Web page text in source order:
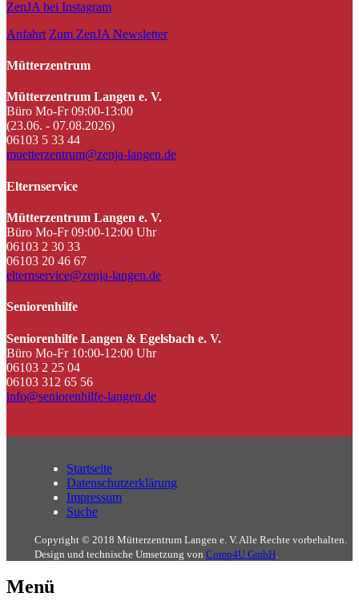
ZenJA bei Instagram
Anfahrt Zum ZenJA Newsletter
Mütterzentrum
Mütterzentrum Langen e. V.
Büro Mo-Fr 09:00-13:00
(23.06. - 07.08.2026)
06103 5 33 44
muetterzentrum@zenja-langen.de
Elternservice
Mütterzentrum Langen e. V.
Büro Mo-Fr 09:00-12:00 Uhr
06103 2 30 33
06103 20 46 67
elternservice@zenja-langen.de
Seniorenhilfe
Seniorenhilfe Langen & Egelsbach e. V.
Büro Mo-Fr 10:00-12:00 Uhr
06103 2 25 04
06103 312 65 56
info@seniorenhilfe-langen.de
Startseite
Datenschutzerklärung
Impressum
Suche
Copyright © 2018 Mütterzentrum Langen e. V. Alle Rechte vorbehalten.
Design und technische Umsetzung von Comp4U GmbH
Menü